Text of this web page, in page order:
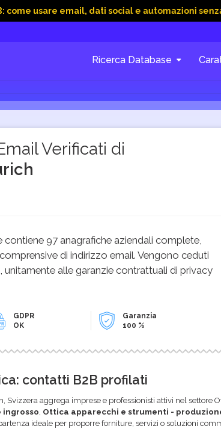
email, dati social e automazioni senza
Ricerca Database
Verificati di
97 anagrafiche aziendali complete,
di indirizzo email. Vengono ceduti
alle garanzie contrattuali di privacy
GDPR
OK
Garanzia
100 %
contatti B2B profilati
Svizzera aggrega imprese e professionisti attivi nel settore
ingrosso Ottica apparecchi e strumenti -
ideale per proporre forniture, servizi o soluzioni